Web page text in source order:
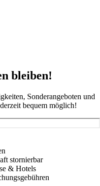
bleiben!
Sonderangeboten und
bequem möglich!
stornierbar
& Hotels